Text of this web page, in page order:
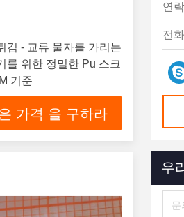
김 - 교류 물자를 가리는
를 위한 정밀한 Pu 스크
기준
가격 을 구하라
연
전
우